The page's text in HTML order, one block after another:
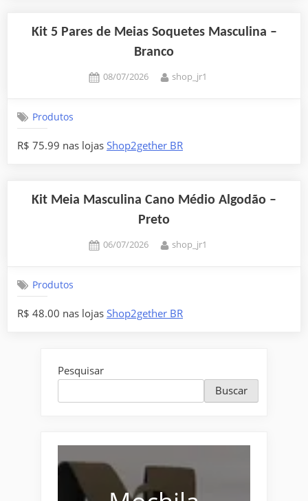
Kit 5 Pares de Meias Soquetes Masculina –
Branco
Posted
08/07/2026 By
shop_jr1
Produtos
R$ 75.99 nas lojas Shop2gether BR
Kit Meia Masculina Cano Médio Algodão –
Preto
Posted
06/07/2026 By
shop_jr1
Produtos
R$ 48.00 nas lojas Shop2gether BR
Pesquisar
Buscar